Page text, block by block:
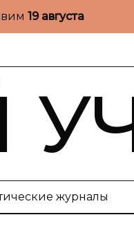
19 августа
журналы